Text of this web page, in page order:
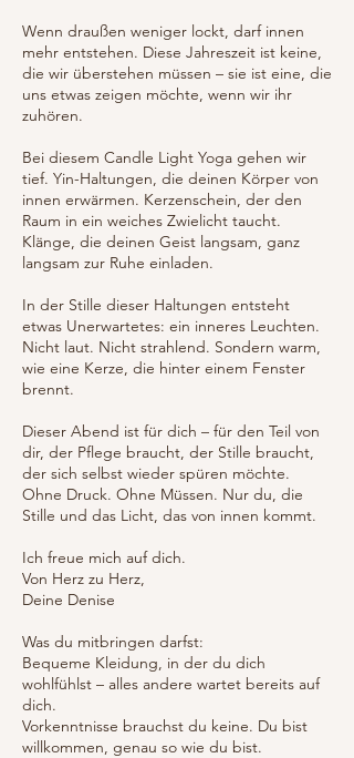
Wenn draußen weniger lockt, darf innen
mehr entstehen. Diese Jahreszeit ist keine,
die wir überstehen müssen – sie ist eine, die
uns etwas zeigen möchte, wenn wir ihr
zuhören.
Bei diesem Candle Light Yoga gehen wir
tief. Yin-Haltungen, die deinen Körper von
innen erwärmen. Kerzenschein, der den
Raum in ein weiches Zwielicht taucht.
Klänge, die deinen Geist langsam, ganz
langsam zur Ruhe einladen.
In der Stille dieser Haltungen entsteht
etwas Unerwartetes: ein inneres Leuchten.
Nicht laut. Nicht strahlend. Sondern warm,
wie eine Kerze, die hinter einem Fenster
brennt.
Dieser Abend ist für dich – für den Teil von
dir, der Pflege braucht, der Stille braucht,
der sich selbst wieder spüren möchte.
Ohne Druck. Ohne Müssen. Nur du, die
Stille und das Licht, das von innen kommt.
Ich freue mich auf dich.
Von Herz zu Herz,
Deine Denise
Was du mitbringen darfst:
Bequeme Kleidung, in der du dich
wohlfühlst – alles andere wartet bereits auf
dich.
Vorkenntnisse brauchst du keine. Du bist
willkommen, genau so wie du bist.